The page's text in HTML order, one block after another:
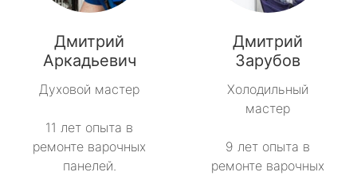
Дмитрий
Аркадьевич
Духовой мастер
11 лет опыта в
ремонте варочных
панелей.
Дмитрий
Зарубов
Холодильный
мастер
9 лет опыта в
ремонте варочных